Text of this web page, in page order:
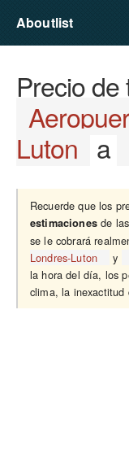
Aboutlist
Precio
Luton a
Recuerde que los
estimacionesde
se le cobrará
Londres-Luton
y
la hora del día, los
clima, la inexactitud